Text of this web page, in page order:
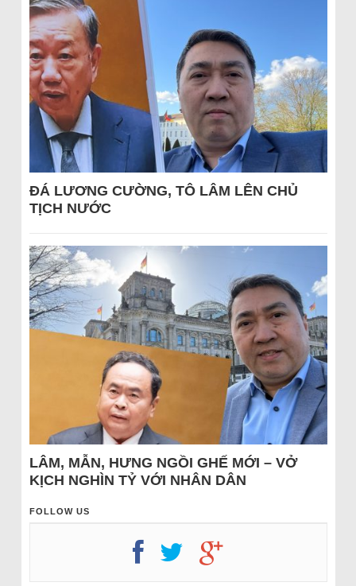
ĐÁ LƯƠNG CƯỜNG, TÔ LÂM LÊN CHỦ
TỊCH NƯỚC
LÂM, MẪN, HƯNG NGỒI GHẾ MỚI – VỞ
KỊCH NGHÌN TỶ VỚI NHÂN DÂN
FOLLOW US